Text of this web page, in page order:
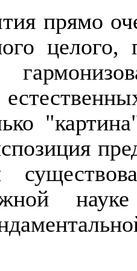
прямо
целого,